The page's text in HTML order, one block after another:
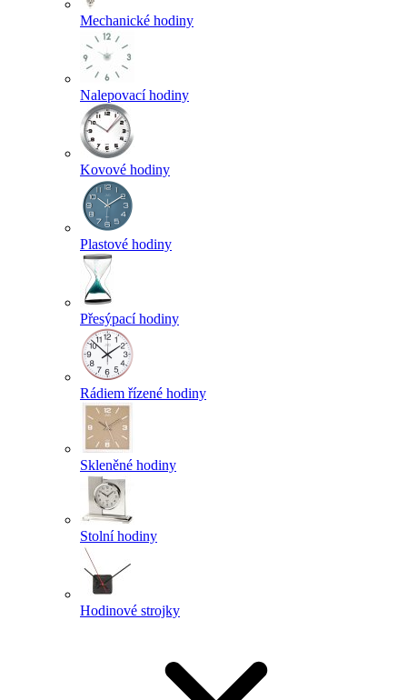
Mechanické hodiny
Nalepovací hodiny
Kovové hodiny
Plastové hodiny
Přesýpací hodiny
Rádiem řízené hodiny
Skleněné hodiny
Stolní hodiny
Hodinové strojky